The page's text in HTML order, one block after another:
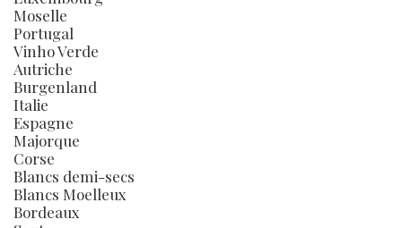
Moselle
Portugal
Vinho Verde
Autriche
Burgenland
Italie
Espagne
Majorque
Corse
Blancs demi-secs
Blancs Moelleux
Bordeaux